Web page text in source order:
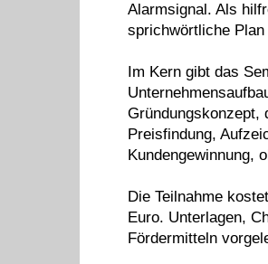
Alarmsignal. Als
sprichwörtliche
Im Kern gibt das
Gründungskonzept,
Preisfindung,
Kundengewinnung,
Die Teilnahme
Euro. Unterlagen,
Fördermitteln